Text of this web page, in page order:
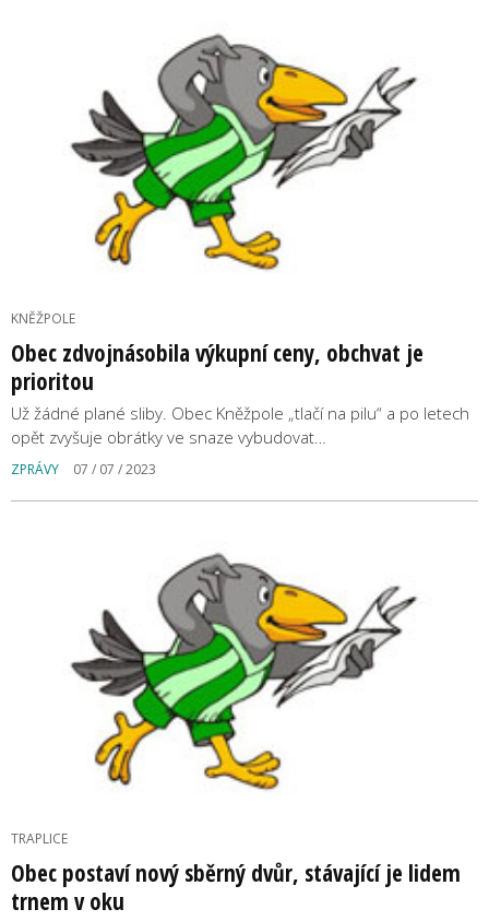
KNĚŽPOLE
Obec zdvojnásobila výkupní ceny, obchvat je
prioritou
Už žádné plané sliby. Obec Kněžpole „tlačí na pilu“ a po letech
opět zvyšuje obrátky ve snaze vybudovat…
ZPRÁVY 07 / 07 / 2023
TRAPLICE
Obec postaví nový sběrný dvůr, stávající je lidem
trnem v oku